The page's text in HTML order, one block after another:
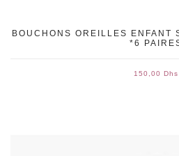
BOUCHONS OREILLES ENFANT
*6
150,00 Dhs